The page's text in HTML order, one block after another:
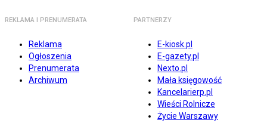
REKLAMA I PRENUMERATA
Reklama
Ogłoszenia
Prenumerata
Archiwum
PARTNERZY
E-kiosk.pl
E-gazety.pl
Nexto.pl
Mała księgowość
Kancelarierp.pl
Wieści Rolnicze
Życie Warszawy